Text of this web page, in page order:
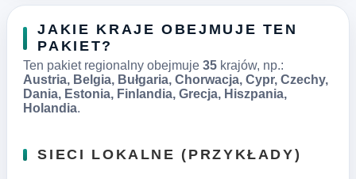
JAKIE KRAJE OBEJMUJE TEN
PAKIET?
Ten pakiet regionalny obejmuje 35 krajów, np.:
Austria, Belgia, Bułgaria, Chorwacja, Cypr, Czechy,
Dania, Estonia, Finlandia, Grecja, Hiszpania,
Holandia.
SIECI LOKALNE (PRZYKŁADY)